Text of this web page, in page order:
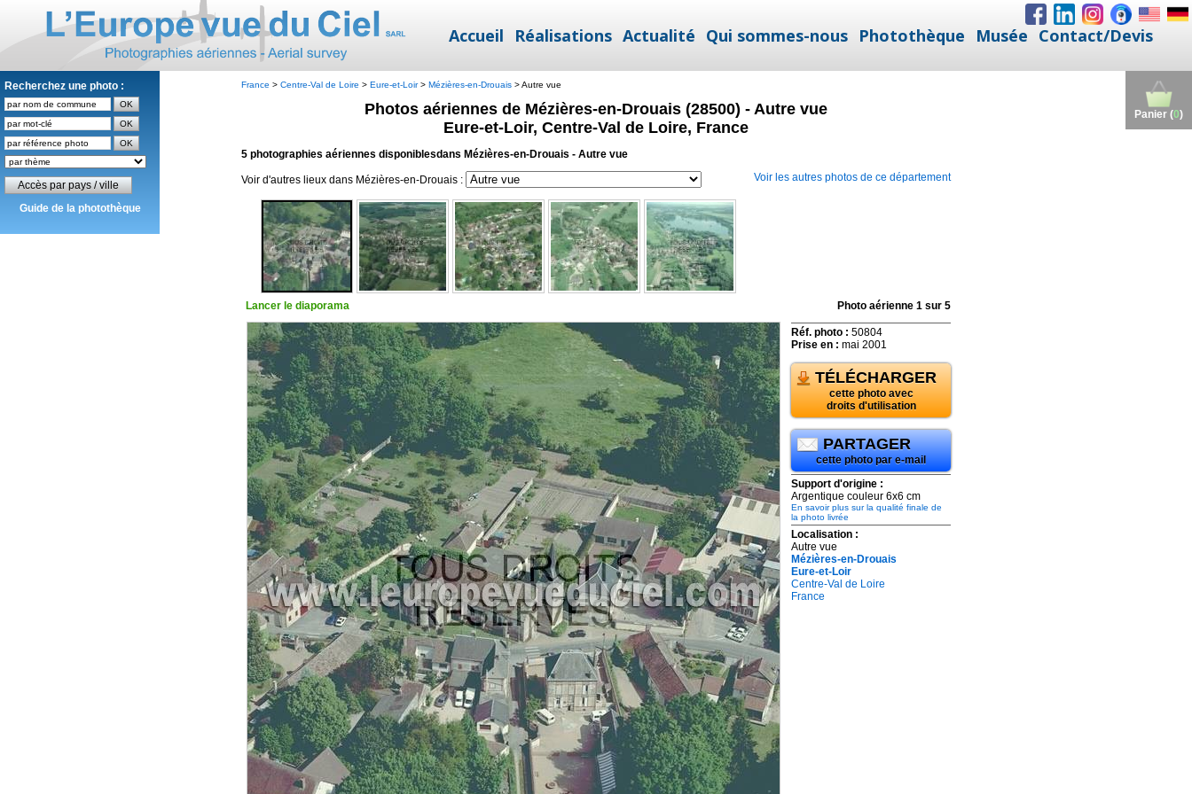
Accueil Réalisations Actualité Qui sommes-nous Photothèque Musée Contact/Devis